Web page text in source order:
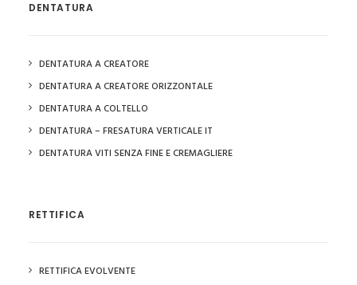
DENTATURA
DENTATURA A CREATORE
DENTATURA A CREATORE ORIZZONTALE
DENTATURA A COLTELLO
DENTATURA – FRESATURA VERTICALE IT
DENTATURA VITI SENZA FINE E CREMAGLIERE
RETTIFICA
RETTIFICA EVOLVENTE